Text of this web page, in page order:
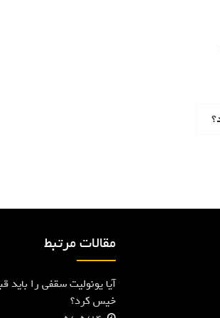
مقالات مرتبط
آیا یونولیت سقفی را باید
خیس کرد؟